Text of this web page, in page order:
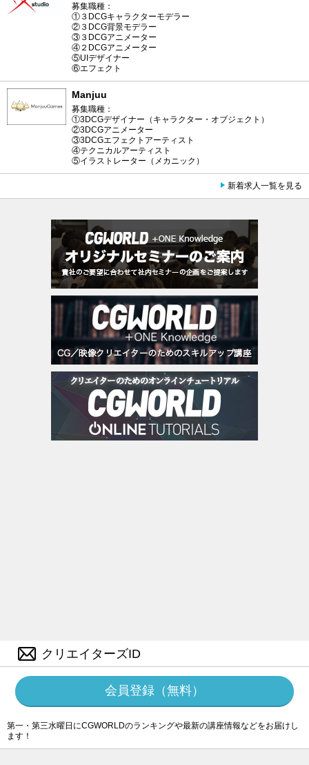
募集職種：
①３DCGキャラクターモデラー
②３DCG背景モデラー
③３DCGアニメーター
④２DCGアニメーター
⑤UIデザイナー
⑥エフェクト
Manjuu
募集職種：
①3DCGデザイナー（キャラクター・オブジェクト）
②3DCGアニメーター
③3DCGエフェクトアーティスト
④テクニカルアーティスト
⑤イラストレーター（メカニック）
新着求人一覧を見る
クリエイターズID
会員登録（無料）
第一・第三水曜日にCGWORLDのランキングや最新の講座情報などをお届けし
ます！